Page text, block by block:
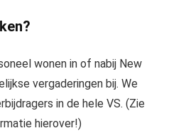
wonen in of nabij New
vergaderingen bij. We
in de hele VS. (Zie
hierover!)